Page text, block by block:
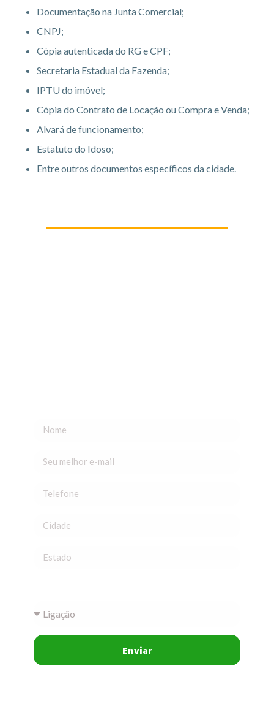
Documentação na Junta Comercial;
CNPJ;
Cópia autenticada do RG e CPF;
Secretaria Estadual da Fazenda;
IPTU do imóvel;
Cópia do Contrato de Locação ou Compra e Venda;
Alvará de funcionamento;
Estatuto do Idoso;
Entre outros documentos específicos da cidade.
Enviar